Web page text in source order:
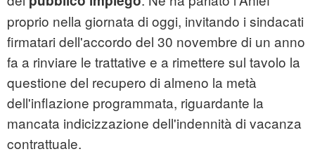
proprio nella giornata di oggi, invitando i sindacati
firmatari dell'accordo del 30 novembre di un anno
fa a rinviare le trattative e a rimettere sul tavolo la
questione del recupero di almeno la metà
dell'inflazione programmata, riguardante la
mancata indicizzazione dell'indennità di vacanza
contrattuale.